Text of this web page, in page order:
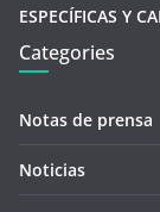
ESPECÍFICAS Y
Categories
Notas de prensa
Noticias